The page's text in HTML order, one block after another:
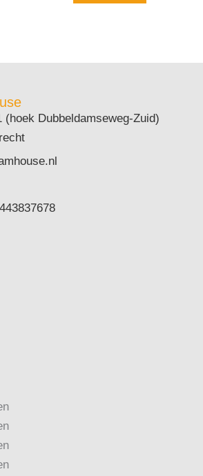
(hoek Dubbeldamseweg-Zuid)